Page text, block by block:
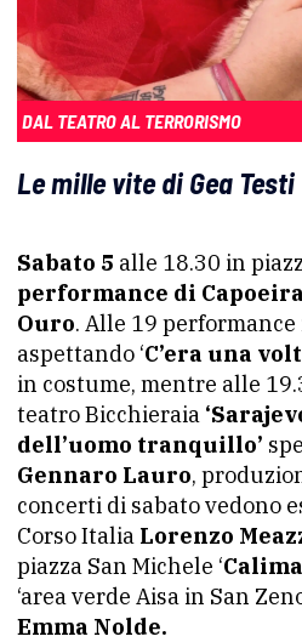
DAL TEATRO AL TERRORISMO
Le mille vite di Gea Testi
Sabato 5 alle 18.30 in
performance di Capoeira
Ouro. Alle 19
aspettando ‘C’era una
in costume, mentre alle
teatro Bicchieraia
dell’uomo tranquillo’
Gennaro Lauro,
concerti di sabato vedono
Corso Italia Lorenzo
piazza San Michele ‘
‘area verde Aisa in San
Emma Nolde.